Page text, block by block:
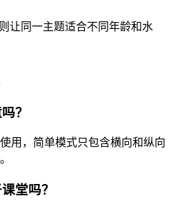
让同一主题适合不同年龄和水
？
用，简单模式只包含横向和纵向
堂吗？